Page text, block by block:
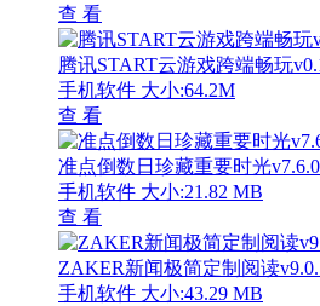
查 看
腾讯START云游戏跨端畅玩
手机软件 大小:64.2M
查 看
准点倒数日珍藏重要时光
手机软件 大小:21.82 MB
查 看
ZAKER新闻极简定制阅读
手机软件 大小:43.29 MB